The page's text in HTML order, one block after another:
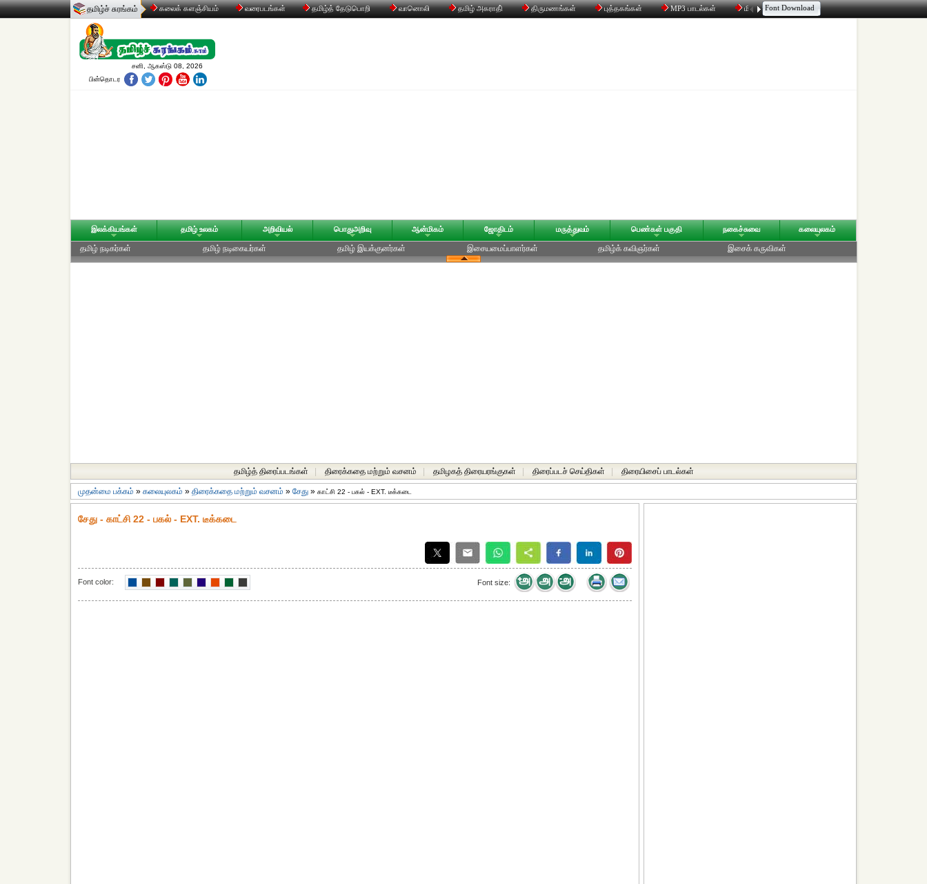
தமிழ்ச் சுரங்கம் கலைக் களஞ்சியம் வரைபடங்கள் தமிழ்த் தேடுபொறி வானொலி தமிழ் அகராதி் திருமணங்கள் புத்தகங்கள் MP3 பாடல்கள் மின்னஞ்சல் திரட்டி உரையாடல்
Font Download
சனி, ஆகஸ்டு 08, 2026
பின்தொடர
இலக்கியங்கள் தமிழ் உலகம் அறிவியல் பொதுஅறிவு ஆன்மிகம் ஜோதிடம் மருத்துவம் பெண்கள் பகுதி நகைச்சுவை கலையுலகம்
தமிழ் நடிகர்கள் தமிழ் நடிகையர்கள் தமிழ் இயக்குனர்கள் இசையமைப்பாளர்கள் தமிழ்க் கவிஞர்கள் இசைக் கருவிகள்
தமிழ்த் திரைப்படங்கள் திரைக்கதை மற்றும் வசனம் தமிழகத் திரையரங்குகள் திரைப்படச் செய்திகள் திரையிசைப் பாடல்கள்
முதன்மை பக்கம் » கலையுலகம் » திரைக்கதை மற்றும் வசனம் » சேது » காட்சி 22 - பகல் - EXT. டீக்கடை
சேது - காட்சி 22 - பகல் - EXT. டீக்கடை
Font color: Font size: